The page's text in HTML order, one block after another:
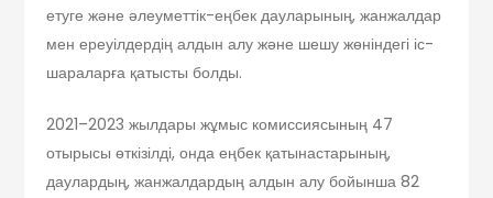
етуге және әлеуметтік-еңбек дауларының, жанжалдар
мен ереуілдердің алдын алу және шешу жөніндегі іс-
шараларға қатысты болды.
2021–2023 жылдары жұмыс комиссиясының 47
отырысы өткізілді, онда еңбек қатынастарының,
даулардың, жанжалдардың алдын алу бойынша 82